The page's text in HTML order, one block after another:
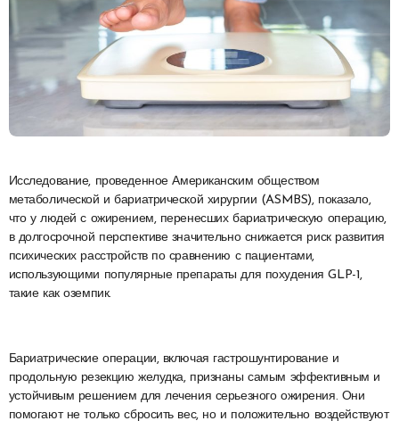
Исследование, проведенное Американским обществом
метаболической и бариатрической хирургии (ASMBS), показало,
что у людей с ожирением, перенесших бариатрическую операцию,
в долгосрочной перспективе значительно снижается риск развития
психических расстройств по сравнению с пациентами,
использующими популярные препараты для похудения GLP-1,
такие как оземпик.
Бариатрические операции, включая гастрошунтирование и
продольную резекцию желудка, признаны самым эффективным и
устойчивым решением для лечения серьезного ожирения. Они
помогают не только сбросить вес, но и положительно воздействуют